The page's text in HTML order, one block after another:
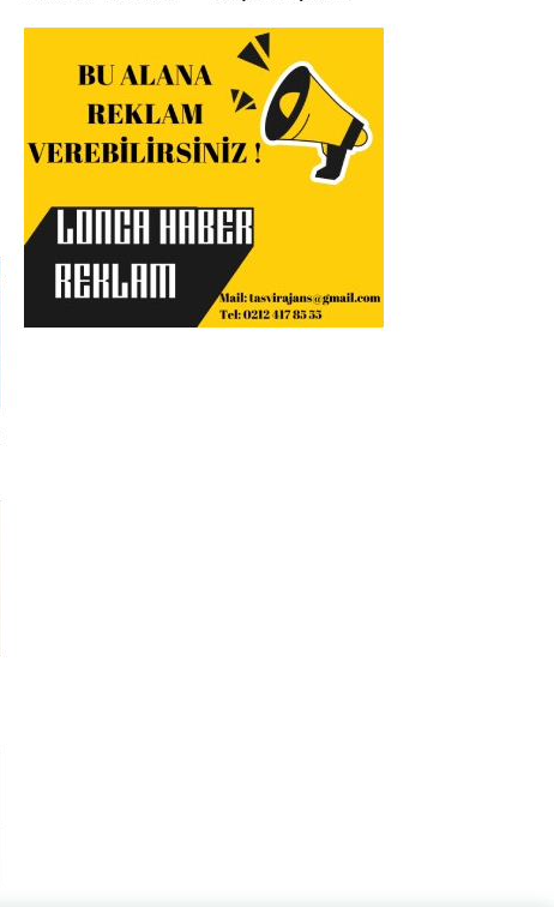
Siyasete İlişkin
Mesajlar
Hüseyin Avni
Mutlu’ya Anlamlı
Ziyaret